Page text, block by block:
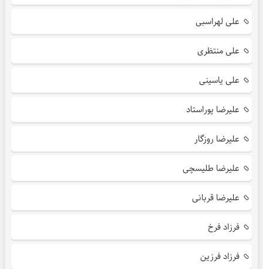
علی لهراسبی
علی منتظری
علی یاسینی
علیرضا پوراستاد
علیرضا روزگار
علیرضا طلیسچی
علیرضا قربانی
فرزاد فرخ
فرزاد فرزین